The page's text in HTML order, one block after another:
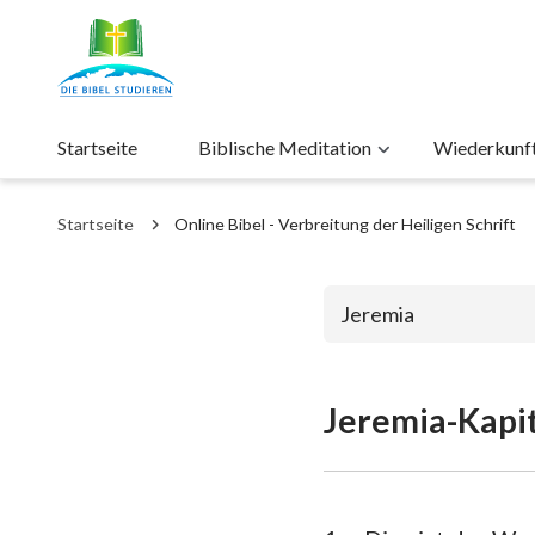
Startseite Biblische Meditation
Startseite Online Bibel - Verbreitung der Heiligen Schrift
Jeremia
Das alte
Jeremia-